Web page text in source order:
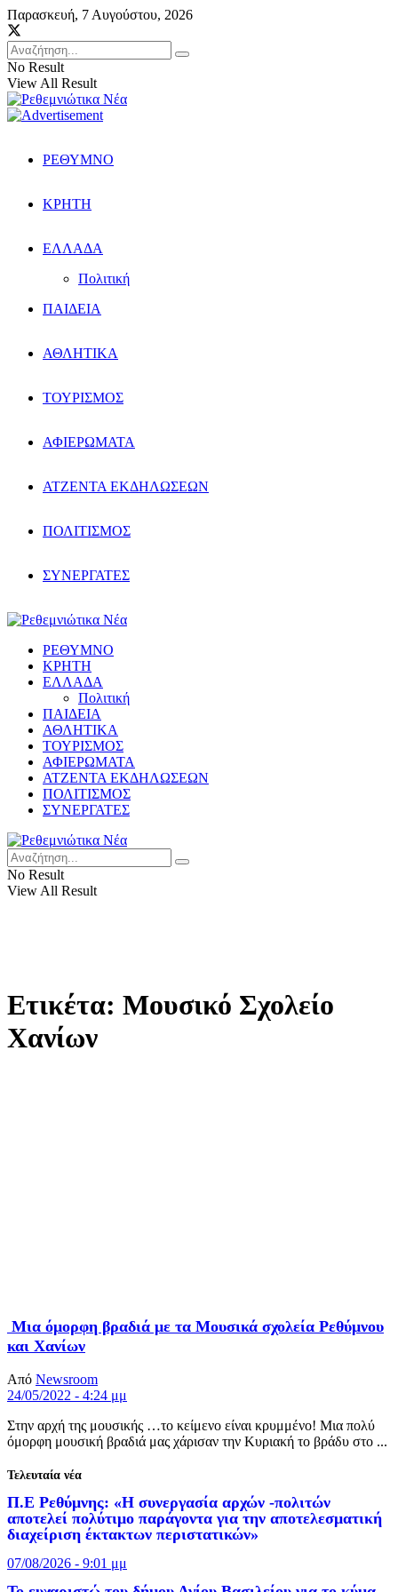
Παρασκευή, 7 Αυγούστου, 2026
No Result
View All Result
ΡΕΘΥΜΝΟ
ΚΡΗΤΗ
ΕΛΛΑΔΑ
Πολιτική
ΠΑΙΔΕΙΑ
ΑΘΛΗΤΙΚΑ
ΤΟΥΡΙΣΜΟΣ
ΑΦΙΕΡΩΜΑΤΑ
ΑΤΖΕΝΤΑ ΕΚΔΗΛΩΣΕΩΝ
ΠΟΛΙΤΙΣΜΟΣ
ΣΥΝΕΡΓΑΤΕΣ
ΡΕΘΥΜΝΟ
ΚΡΗΤΗ
ΕΛΛΑΔΑ
Πολιτική
ΠΑΙΔΕΙΑ
ΑΘΛΗΤΙΚΑ
ΤΟΥΡΙΣΜΟΣ
ΑΦΙΕΡΩΜΑΤΑ
ΑΤΖΕΝΤΑ ΕΚΔΗΛΩΣΕΩΝ
ΠΟΛΙΤΙΣΜΟΣ
ΣΥΝΕΡΓΑΤΕΣ
No Result
View All Result
Ετικέτα: Μουσικό Σχολείο
Χανίων
Μια όμορφη βραδιά με τα Μουσικά σχολεία Ρεθύμνου
και Χανίων
Από Newsroom
24/05/2022 - 4:24 μμ
Στην αρχή της μουσικής …το κείμενο είναι κρυμμένο! Μια πολύ
όμορφη μουσική βραδιά μας χάρισαν την Κυριακή το βράδυ στο ...
Τελευταία νέα
Π.Ε Ρεθύμνης: «Η συνεργασία αρχών -πολιτών
αποτελεί πολύτιμο παράγοντα για την αποτελεσματική
διαχείριση έκτακτων περιστατικών»
07/08/2026 - 9:01 μμ